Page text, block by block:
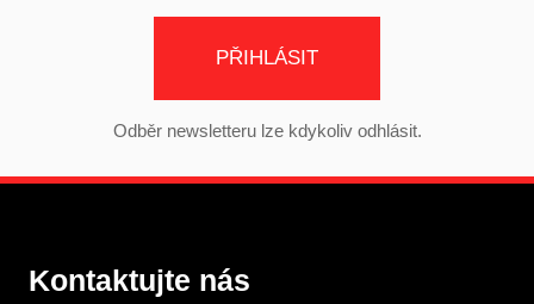
PŘIHLÁSIT
Odběr newsletteru lze kdykoliv odhlásit.
Kontaktujte nás